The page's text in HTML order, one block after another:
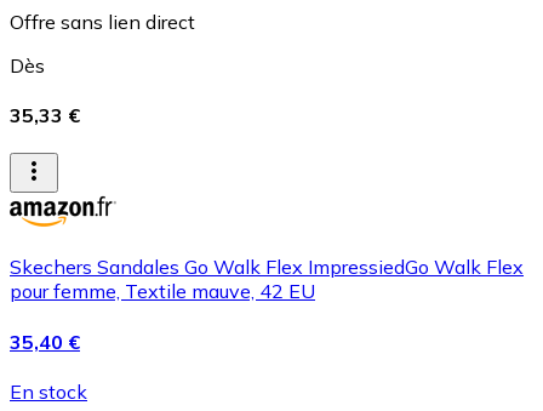
Offre sans lien direct
Dès
35,33 €
Skechers Sandales Go Walk Flex ImpressiedGo Walk Flex
pour femme, Textile mauve, 42 EU
35,40 €
En stock